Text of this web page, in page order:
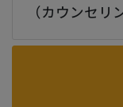
（カウンセ